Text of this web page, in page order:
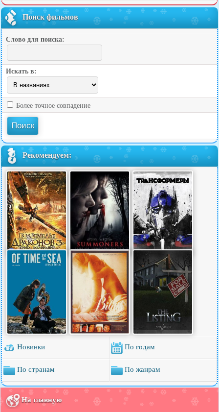
Поиск фильмов
Слово для поиска:
Искать в:
Более точное совпадение
Рекомендуем:
Новинки По годам
По странам По жанрам
На главную